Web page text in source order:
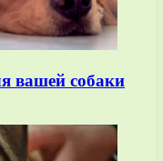
вашей собаки